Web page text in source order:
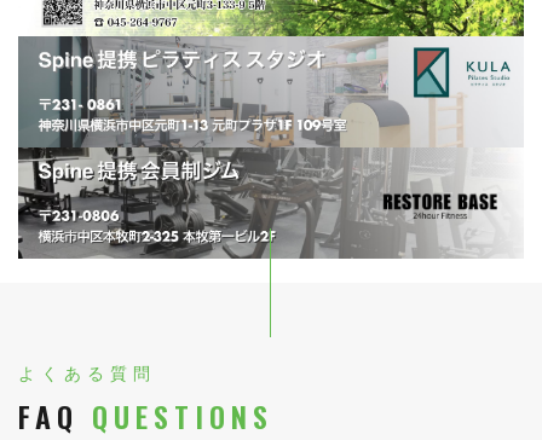
よくある質問
FAQ QUESTIONS